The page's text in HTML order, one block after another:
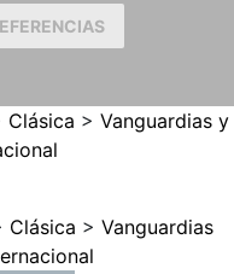
Clásica > Vanguardias y
Clásica > Vanguardias